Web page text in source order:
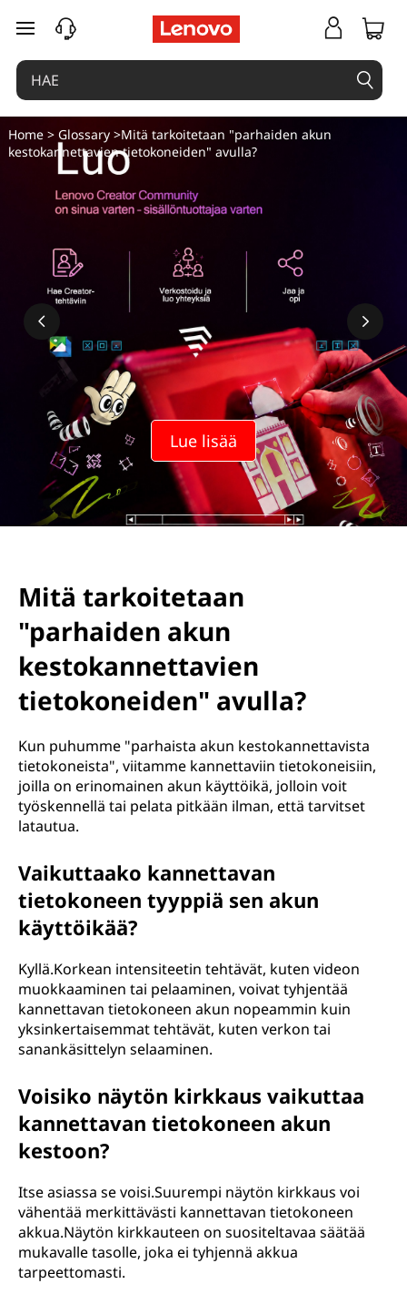
siirry pääsisältöön
Lue lisää
Home> Glossary>Mitä tarkoitetaan "parhaiden akun
kestokannettavien tietokoneiden" avulla?
Mitä tarkoitetaan
"parhaiden akun
kestokannettavien
tietokoneiden" avulla?
Kun puhumme "parhaista akun kestokannettavista
tietokoneista", viitamme kannettaviin tietokoneisiin,
joilla on erinomainen akun käyttöikä, jolloin voit
työskennellä tai pelata pitkään ilman, että tarvitset
latautua.
Vaikuttaako kannettavan
tietokoneen tyyppiä sen akun
käyttöikää?
Kyllä.Korkean intensiteetin tehtävät, kuten videon
muokkaaminen tai pelaaminen, voivat tyhjentää
kannettavan tietokoneen akun nopeammin kuin
yksinkertaisemmat tehtävät, kuten verkon tai
sanankäsittelyn selaaminen.
Voisiko näytön kirkkaus vaikuttaa
kannettavan tietokoneen akun
kestoon?
Itse asiassa se voisi.Suurempi näytön kirkkaus voi
vähentää merkittävästi kannettavan tietokoneen
akkua.Näytön kirkkauteen on suositeltavaa säätää
mukavalle tasolle, joka ei tyhjennä akkua
tarpeettomasti.